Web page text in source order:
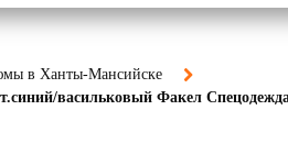
в Ханты-Мансийске
васильковый Факел